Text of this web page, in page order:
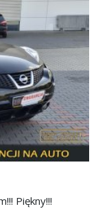
Piękny!!!